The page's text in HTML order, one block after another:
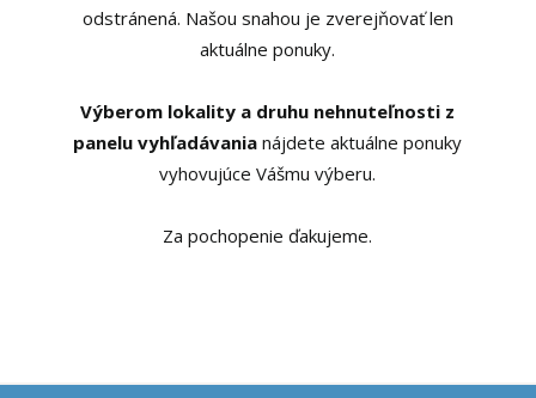
odstránená. Našou snahou je zverejňovať len
aktuálne ponuky.
Výberom lokality a druhu nehnuteľnosti z
panelu vyhľadávania nájdete aktuálne ponuky
vyhovujúce Vášmu výberu.
Za pochopenie ďakujeme.